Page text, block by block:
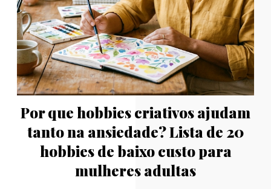
Por que hobbies criativos ajudam
tanto na ansiedade? Lista de 20
hobbies de baixo custo para
mulheres adultas